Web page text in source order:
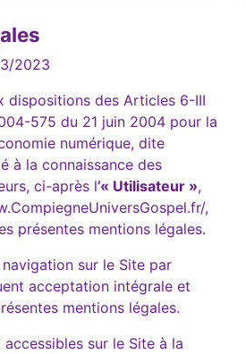
2023
dispositions des Articles 6-III
575 du 21 juin 2004 pour la
numérique, dite
à la connaissance des
ci-après l’« Utilisateur »,
,
présentes mentions légales.
sur le Site par
acceptation intégrale et
mentions légales.
sur le Site à la